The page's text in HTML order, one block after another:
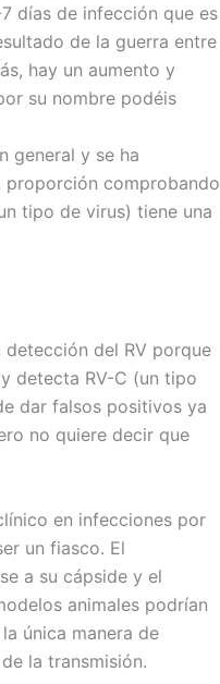
días de infección que es
de la guerra entre
hay un aumento y
su nombre podéis
general y se ha
proporción comprobando
tipo de virus) tiene una
detección del RV porque
detecta RV-C (un tipo
dar falsos positivos ya
no quiere decir que
en infecciones por
un fiasco. El
a su cápside y el
animales podrían
única manera de
la transmisión.